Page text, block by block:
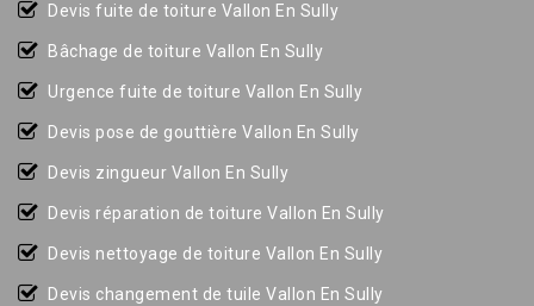
Devis fuite de toiture Vallon En Sully
Bâchage de toiture Vallon En Sully
Urgence fuite de toiture Vallon En Sully
Devis pose de gouttière Vallon En Sully
Devis zingueur Vallon En Sully
Devis réparation de toiture Vallon En Sully
Devis nettoyage de toiture Vallon En Sully
Devis changement de tuile Vallon En Sully